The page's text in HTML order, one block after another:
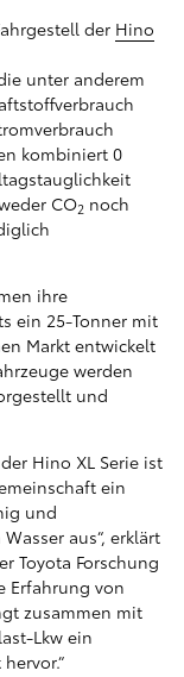
der Hino
unter anderem
kombiniert 0
CO2 noch
ihre
ein 25-Tonner mit
Markt entwickelt
werden
und
Hino XL Serie ist
ein
und
aus“, erklärt
Toyota Forschung
Erfahrung von
zusammen mit
Lkw ein